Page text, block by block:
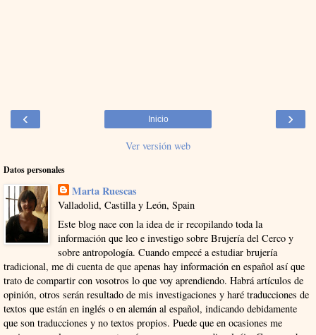
‹ ›
Inicio
Ver versión web
Datos personales
Marta Ruescas
Valladolid, Castilla y León, Spain
Este blog nace con la idea de ir recopilando toda la
información que leo e investigo sobre Brujería del Cerco y
sobre antropología. Cuando empecé a estudiar brujería
tradicional, me di cuenta de que apenas hay información en español así que
trato de compartir con vosotros lo que voy aprendiendo. Habrá artículos de
opinión, otros serán resultado de mis investigaciones y haré traducciones de
textos que están en inglés o en alemán al español, indicando debidamente
que son traducciones y no textos propios. Puede que en ocasiones me